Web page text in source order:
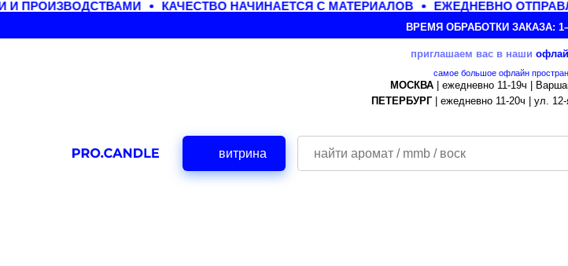
ПРОИЗВОДСТВАМИ КАЧЕСТВО НАЧИНАЕТСЯ С МАТЕРИАЛОВ ЕЖЕДНЕВНО
ВРЕМЯ ОБРАБОТКИ ЗАКАЗА:
приглашаем вас в наши
самое большое офлайн
МОСКВА| ежедневно 11-19ч |
ПЕТЕРБУРГ| ежедневно 11-20ч | ул.
витрина